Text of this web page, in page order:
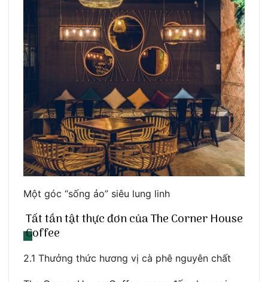
Một góc “sống ảo” siêu lung linh
Tất tần tật thực đơn của The Corner House
Coffee
2.1 Thưởng thức hương vị cà phê nguyên chất